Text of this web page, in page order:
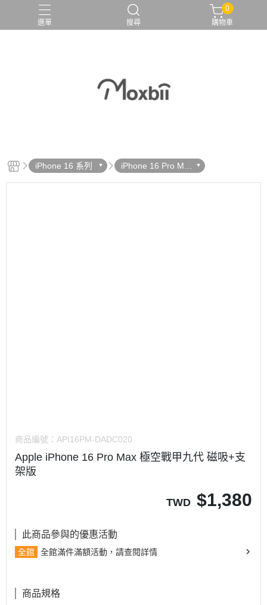
選單 搜尋
0
購物車
iPhone 16 系列
iPhone 16 Pro Ma
x
商品編號： API16PM-DADC020
Apple iPhone 16 Pro Max 極空戰甲九代 磁吸+支
架版
TWD $1,380
此商品參與的優惠活動
全館 全館滿件滿額活動，請查閱詳情
商品規格